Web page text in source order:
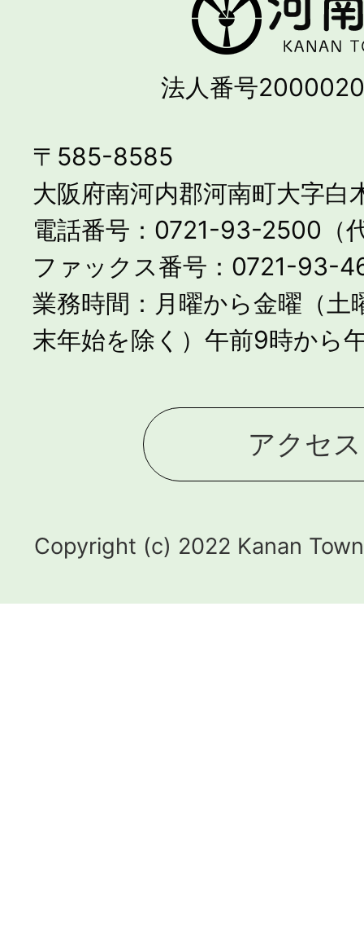
法人番号
〒585-8585
大阪府南河内郡河南町大字白
電話番号：0721-93-2500（
ファックス番号：0721-93-
業務時間：月曜から金曜（土
末年始を除く）午前9時から
アクセス
Copyright (c) 2022 Kanan